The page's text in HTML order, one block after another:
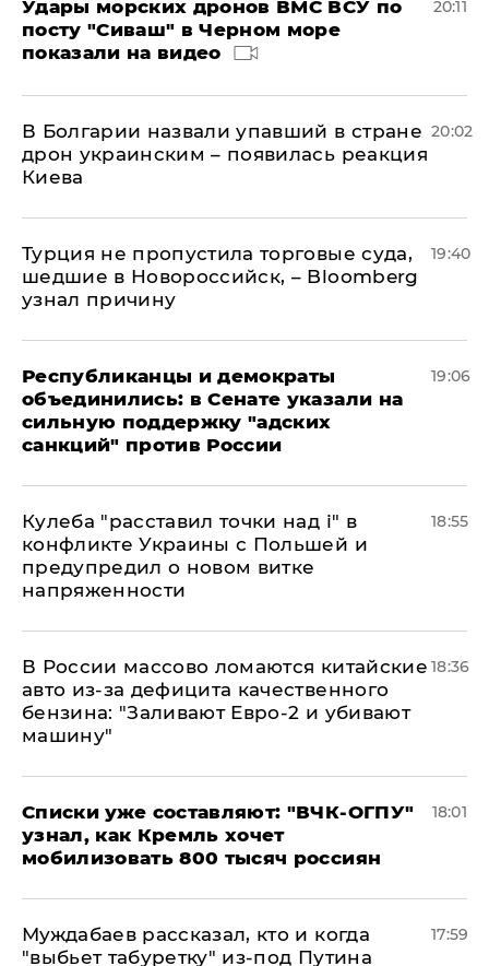
Удары морских дронов ВМС ВСУ по
посту "Сиваш" в Черном море
показали на видео
20:11
В Болгарии назвали упавший в стране
дрон украинским – появилась реакция
Киева
20:02
Турция не пропустила торговые суда,
шедшие в Новороссийск, – Bloomberg
узнал причину
19:40
Республиканцы и демократы
объединились: в Сенате указали на
сильную поддержку "адских
санкций" против России
19:06
Кулеба "расставил точки над і" в
конфликте Украины с Польшей и
предупредил о новом витке
напряженности
18:55
В России массово ломаются китайские
авто из-за дефицита качественного
бензина: "Заливают Евро-2 и убивают
машину"
18:36
Списки уже составляют: "ВЧК-ОГПУ"
узнал, как Кремль хочет
мобилизовать 800 тысяч россиян
18:01
Муждабаев рассказал, кто и когда
"выбьет табуретку" из-под Путина
17:59